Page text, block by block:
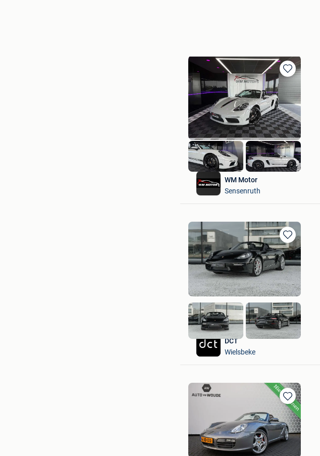
Bewaren
in
Mijn
Favorieten
WM Motor
Sensenruth
Bewaren
in
Mijn
Favorieten
DCT
Wielsbeke
Bewaren
Mijn
Favorieten